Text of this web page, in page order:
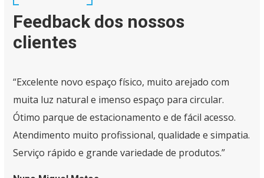
Feedback dos nossos
clientes
“Excelente novo espaço físico, muito arejado com
muita luz natural e imenso espaço para circular.
Ótimo parque de estacionamento e de fácil acesso.
Atendimento muito profissional, qualidade e simpatia.
Serviço rápido e grande variedade de produtos.”